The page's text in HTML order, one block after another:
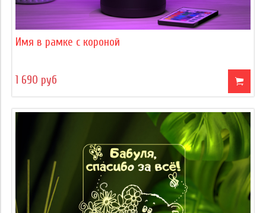
Имя в рамке с короной
1 690 руб